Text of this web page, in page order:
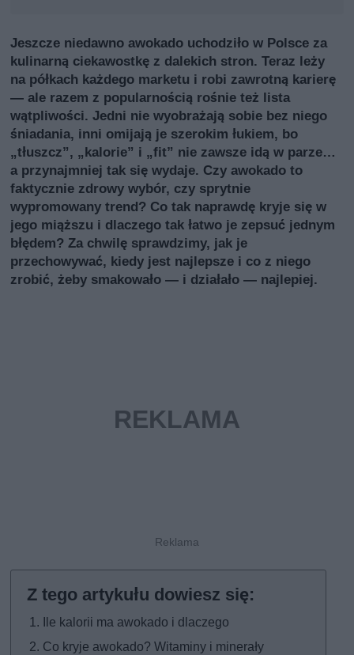
Jeszcze niedawno awokado uchodziło w Polsce za
kulinarną ciekawostkę z dalekich stron. Teraz leży
na półkach każdego marketu i robi zawrotną karierę
— ale razem z popularnością rośnie też lista
wątpliwości. Jedni nie wyobrażają sobie bez niego
śniadania, inni omijają je szerokim łukiem, bo
„tłuszcz”, „kalorie” i „fit” nie zawsze idą w parze…
a przynajmniej tak się wydaje. Czy awokado to
faktycznie zdrowy wybór, czy sprytnie
wypromowany trend? Co tak naprawdę kryje się w
jego miąższu i dlaczego tak łatwo je zepsuć jednym
błędem? Za chwilę sprawdzimy, jak je
przechowywać, kiedy jest najlepsze i co z niego
zrobić, żeby smakowało — i działało — najlepiej.
Ile kalorii ma awokado i dlaczego
Co kryje awokado? Witaminy i minerały